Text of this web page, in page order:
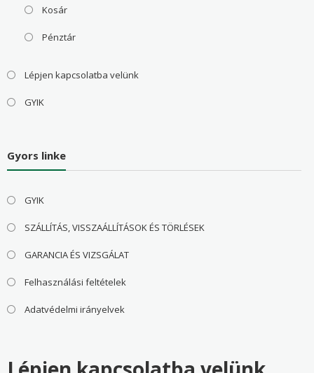
Kosár
Pénztár
Lépjen kapcsolatba velünk
GYIK
Gyors linke
GYIK
SZÁLLÍTÁS, VISSZAÁLLÍTÁSOK ÉS TÖRLÉSEK
GARANCIA ÉS VIZSGÁLAT
Felhasználási feltételek
Adatvédelmi irányelvek